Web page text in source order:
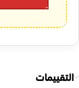
التقييمات